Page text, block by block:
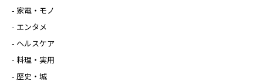
- 家電・モノ
- エンタメ
- ヘルスケア
- 料理・実用
- 歴史・城